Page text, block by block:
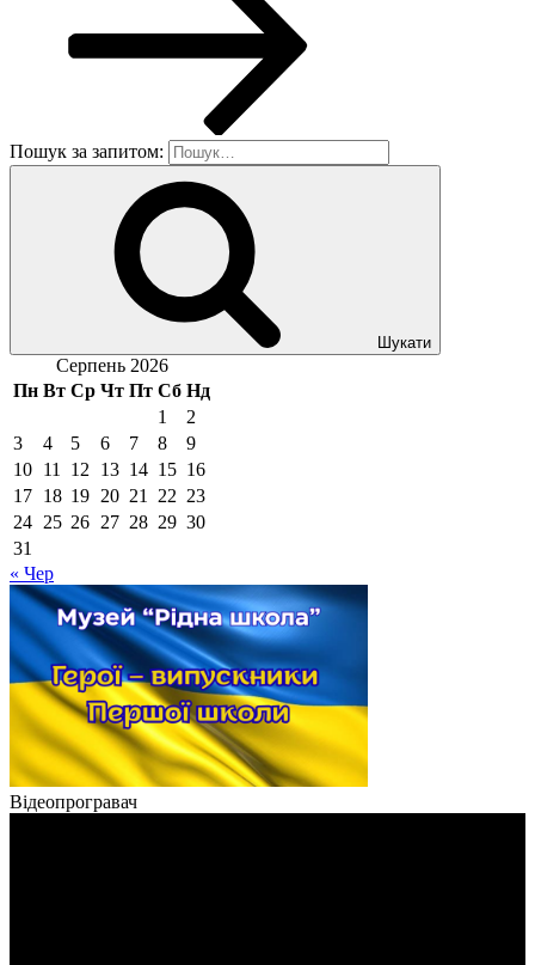
Пошук за запитом:
Шукати
Серпень 2026
Пн Вт Ср Чт Пт Сб Нд
1
2
3
4 5 6 7 8
9
10 11 12 13 14 15 16
17 18 19 20 21 22 23
24 25 26 27 28 29 30
31
« Чер
Відеопрогравач